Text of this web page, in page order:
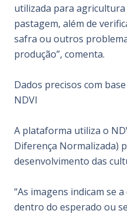
utilizada para
pastagem, além de
safra ou outros
produção”, comenta.
Dados precisos com
NDVI
A plataforma utiliza o
Diferença Normalizada)
desenvolvimento das
“As imagens indicam se
dentro do esperado ou